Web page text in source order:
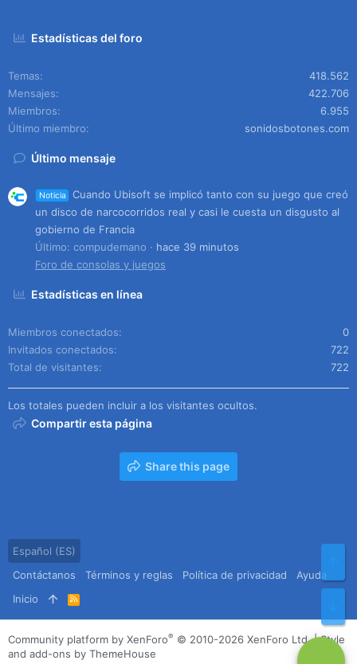
Estadísticas del foro
Temas
418.562
Mensajes
422.706
Miembros
6.955
Último miembro
sonidosbotones.com
Último mensaje
Noticia
Cuando Ubisoft se implicó tanto con su juego que creó
un disco de narcocorridos real y casi le cuesta un disgusto al
gobierno de Francia
Último: compudemano
hace 39 minutos
Foro de consolas y juegos
Estadísticas en línea
Miembros conectados
0
Invitados conectados
722
Total de visitantes
722
Los totales pueden incluir a los visitantes ocultos.
Compartir esta página
Share this page
Español (ES)
Contáctanos
Términos y reglas Política de privacidad
Ayuda
Inicio
R
S
S
Community platform by XenForo® © 2010-2026 XenForo Ltd. |Style
and add-ons by ThemeHouse